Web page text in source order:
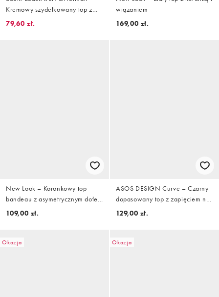
Kremowy szydełkowany top z
dekoltem typu halter
79,60 zł.
wiązaniem
169,00 zł.
New Look – Koronkowy top
bandeau z asymetrycznym dołem
w kolorze złamanej bieli
109,00 zł.
ASOS DESIGN Curve – Czarny
dopasowany top z zapięciem na
pętelkę, siateczkową wstawką i
129,00 zł.
Okazja Okazja